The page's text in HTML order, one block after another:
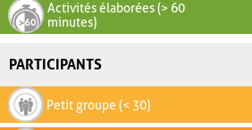
Activités élaborées (> 60
minutes)
PARTICIPANTS
Petit groupe (< 30)